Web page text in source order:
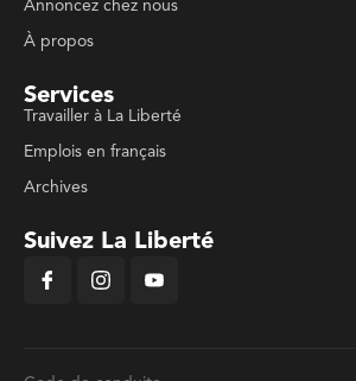
Annoncez chez nous
À propos
Services
Travailler à La Liberté
Emplois en français
Archives
Suivez La Liberté